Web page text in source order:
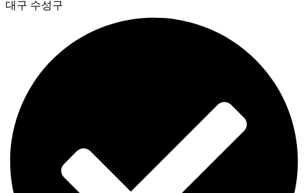
대구 수성구